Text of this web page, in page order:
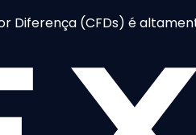
(CFDs) é